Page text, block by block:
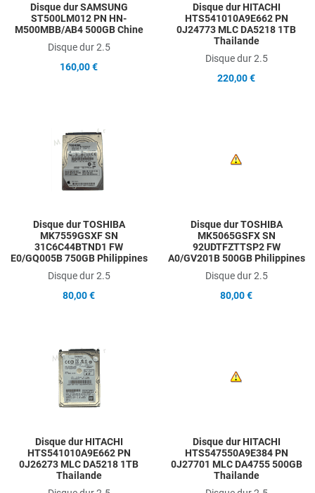
Disque dur SAMSUNG
ST500LM012 PN HN-
M500MBB/AB4 500GB Chine
Disque dur 2.5
160,00 €
Disque dur HITACHI
HTS541010A9E662 PN
0J24773 MLC DA5218 1TB
Thailande
Disque dur 2.5
220,00 €
Disque dur TOSHIBA
MK7559GSXF SN
31C6C44BTND1 FW
E0/GQ005B 750GB Philippines
Disque dur 2.5
80,00 €
Disque dur TOSHIBA
MK5065GSFX SN
92UDTFZTTSP2 FW
A0/GV201B 500GB Philippines
Disque dur 2.5
80,00 €
Disque dur HITACHI
HTS541010A9E662 PN
0J26273 MLC DA5218 1TB
Thailande
Disque dur HITACHI
HTS547550A9E384 PN
0J27701 MLC DA4755 500GB
Thailande